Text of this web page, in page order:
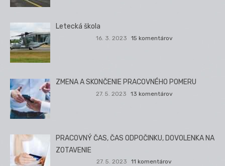
Letecká škola
16. 3. 2023 15 komentárov
ZMENA A SKONČENIE PRACOVNÉHO POMERU
27. 5. 2023 13 komentárov
PRACOVNÝ ČAS, ČAS ODPOČINKU, DOVOLENKA NA
ZOTAVENIE
27. 5. 2023 11 komentárov